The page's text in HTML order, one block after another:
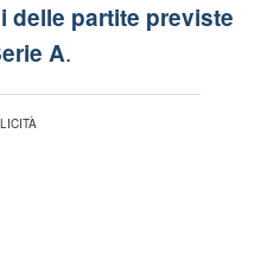
delle partite previste
A.